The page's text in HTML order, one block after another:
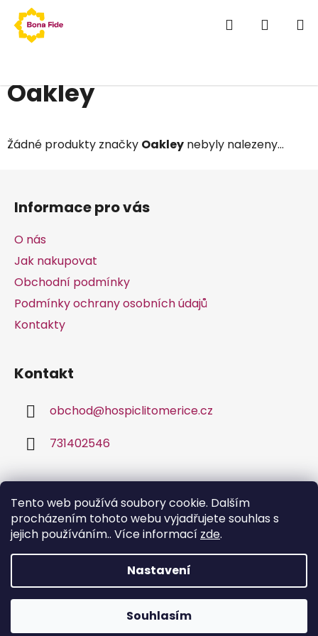
Tento web používá soubory cookie. Dalším
procházením tohoto webu vyjadřujete souhlas s
jejich používáním.. Více informací zde.
Nastavení
Souhlasím
Přejít
obsah
Hledat
Oakley
Žádné produkty značky Oakley nebyly nalezeny...
Informace pro vás
O nás
Jak nakupovat
Obchodní podmínky
Podmínky ochrany osobních údajů
Kontakty
Kontakt
obchod@hospiclitomerice.cz
731402546
Facebook
Vytvořil Shoptet
Copyright 2026Bona Fide. Všechna práva